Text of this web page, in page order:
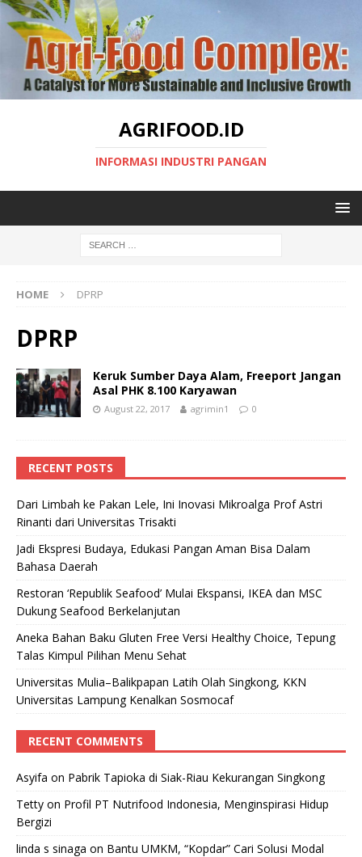
AGRIFOOD.ID
INFORMASI INDUSTRI PANGAN
HOME DPRP
DPRP
Keruk Sumber Daya Alam, Freeport Jangan
Asal PHK 8.100 Karyawan
August 22, 2017 agrimin1 0
RECENT POSTS
Dari Limbah ke Pakan Lele, Ini Inovasi Mikroalga Prof Astri
Rinanti dari Universitas Trisakti
Jadi Ekspresi Budaya, Edukasi Pangan Aman Bisa Dalam
Bahasa Daerah
Restoran ‘Republik Seafood’ Mulai Ekspansi, IKEA dan MSC
Dukung Seafood Berkelanjutan
Aneka Bahan Baku Gluten Free Versi Healthy Choice, Tepung
Talas Kimpul Pilihan Menu Sehat
Universitas Mulia–Balikpapan Latih Olah Singkong, KKN
Universitas Lampung Kenalkan Sosmocaf
RECENT COMMENTS
Asyifa on Pabrik Tapioka di Siak-Riau Kekurangan Singkong
Tetty on Profil PT Nutrifood Indonesia, Menginspirasi Hidup
Bergizi
linda s sinaga on Bantu UMKM, “Kopdar” Cari Solusi Modal